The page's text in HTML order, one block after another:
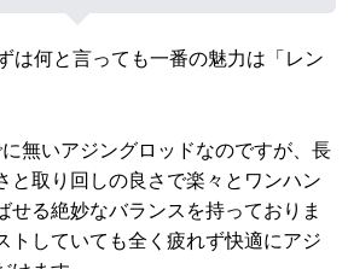
は何と言っても一番の魅力は「レン
無いアジングロッドなのですが、長
と取り回しの良さで楽々とワンハン
せる絶妙なバランスを持っておりま
トしていても全く疲れず快適にアジ